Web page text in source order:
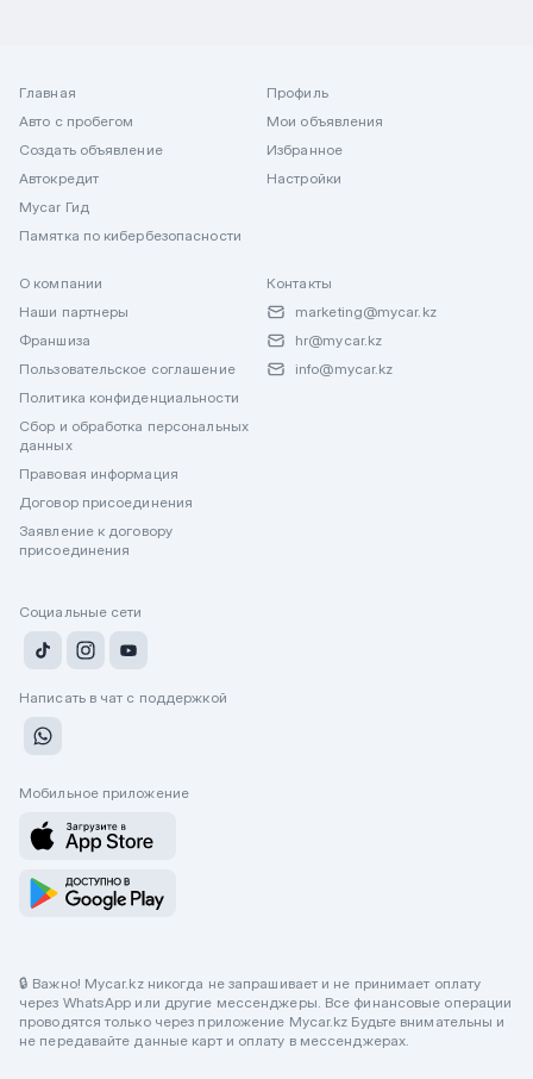
Главная
Авто с пробегом
Создать объявление
Автокредит
Mycar Гид
Памятка по кибербезопасности
Профиль
Мои объявления
Избранное
Настройки
О компании
Наши партнеры
Франшиза
Пользовательское соглашение
Политика конфиденциальности
Сбор и обработка персональных
данных
Правовая информация
Договор присоединения
Заявление к договору
присоединения
Контакты
marketing@mycar.kz
hr@mycar.kz
info@mycar.kz
Социальные сети
Написать в чат с поддержкой
Мобильное приложение
🔒 Важно! Mycar.kz никогда не запрашивает и не принимает оплату
через WhatsApp или другие мессенджеры. Все финансовые операции
проводятся только через приложение Mycar.kz Будьте внимательны и
не передавайте данные карт и оплату в мессенджерах.